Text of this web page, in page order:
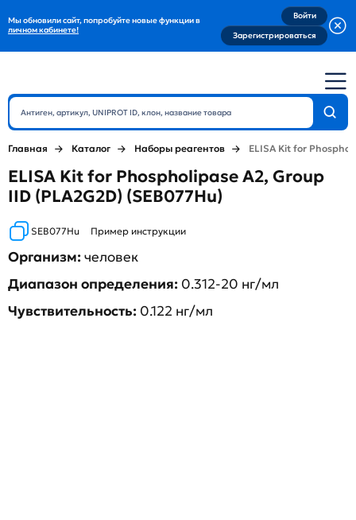
Мы обновили сайт, попробуйте новые функции в
личном кабинете!
Войти
Зарегистрироваться
Главная Каталог Наборы реагентов ELISA Kit for
ELISA Kit for Phospholipase A2, Group
IID (PLA2G2D) (SEB077Hu)
SEB077Hu Пример инструкции
Организм:человек
Диапазон определения: 0.312-20 нг/мл
Чувствительность: 0.122 нг/мл